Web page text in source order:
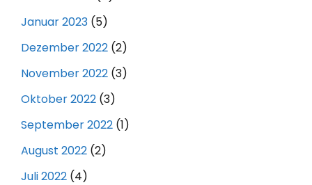
Januar 2023 (5)
Dezember 2022 (2)
November 2022 (3)
Oktober 2022 (3)
September 2022 (1)
August 2022 (2)
Juli 2022 (4)